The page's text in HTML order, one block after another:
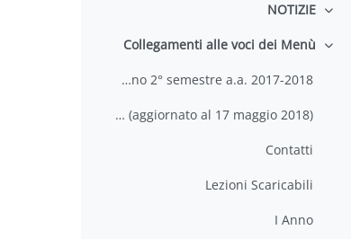
طيNOTIZIE
طيCollegamenti alle voci dei Menù
Calendario delle Lezioni 2° anno 2° semestre a.a. 2017-2018
Calendario Esami a.a. 2017-2018 (aggiornato al 17 maggio 2018)
Contatti
Lezioni Scaricabili
I Anno